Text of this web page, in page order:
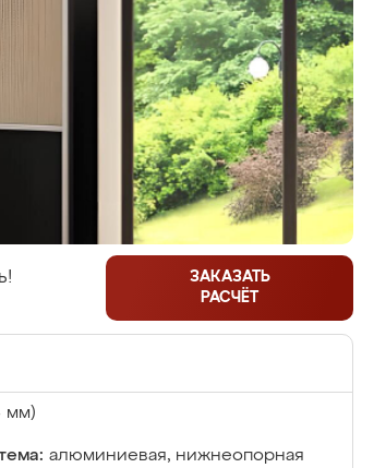
ЗАКАЗАТЬ
РАСЧЁТ
мм)
алюминиевая, нижнеопорная